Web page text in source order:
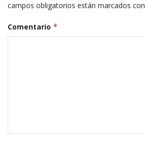
campos obligatorios están marcados con
Comentario *